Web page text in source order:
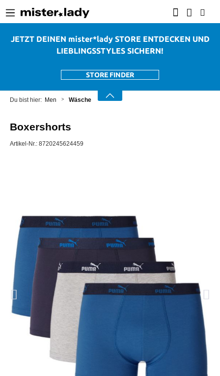
JETZT DEINEN mister*lady STORE ENTDECKEN UND
LIEBLINGSSTYLES SICHERN!
STORE FINDER
Men Wäsche
Boxershorts
Artikel-Nr.: 8720245624459